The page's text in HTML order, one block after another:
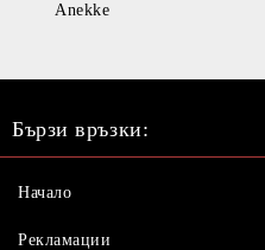
Anekke
Бързи връзки:
Начало
Рекламации